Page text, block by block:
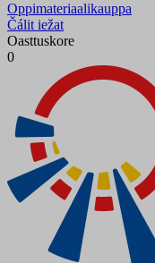
Oppimateriaalikauppa
Čálit iežat
Oasttuskore
0